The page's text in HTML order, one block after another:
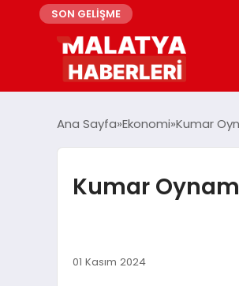
SON GELİŞME
Ana Sayfa Ekonomi Kumar
Kumar
01 Kasım 2024